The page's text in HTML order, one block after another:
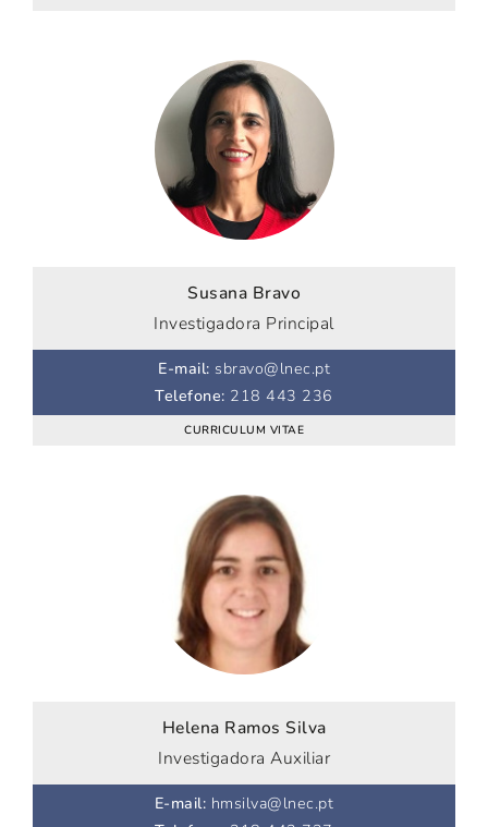
Susana Bravo
Investigadora Principal
E-mail: sbravo@lnec.pt
Telefone: 218 443 236
CURRICULUM VITAE
Helena Ramos Silva
Investigadora Auxiliar
E-mail: hmsilva@lnec.pt